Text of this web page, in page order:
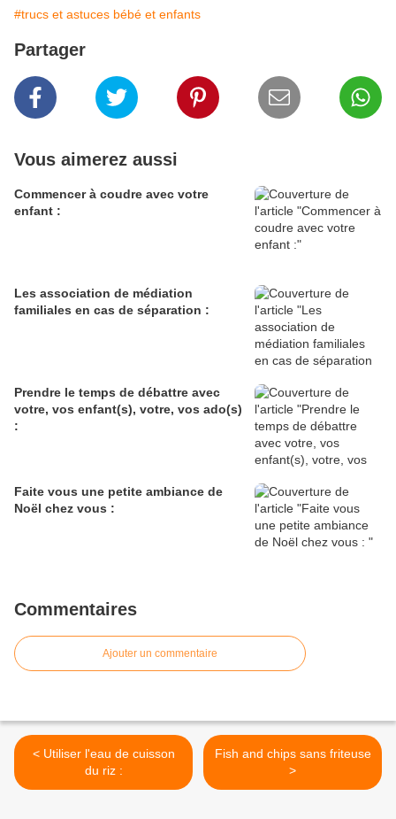
#trucs et astuces bébé et enfants
Partager
Vous aimerez aussi
Commencer à coudre avec votre
enfant :
Les association de médiation
familiales en cas de séparation :
Prendre le temps de débattre avec
votre, vos enfant(s), votre, vos ado(s)
:
Faite vous une petite ambiance de
Noël chez vous :
Commentaires
Ajouter un commentaire
< Utiliser l'eau de cuisson
du riz :
Fish and chips sans friteuse
>